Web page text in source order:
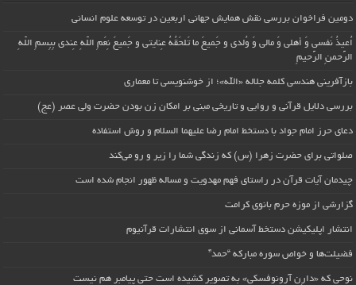
دومین فراخوان بررسی نقش همایش جهانی اربعین در توسعه علوم انسانی
اُعیذُ نَفسی وَ أهلی وَ مالی وَ وُلدی و جَمیعَ ما تَلحَقُهُ عِنایتی و جَمیعَ نِعَمِ اللّهِ عِندی بِبِسمِ اللّهِ
الرَّحمنِ الرَّحیمِ
بازآفرینی هندسی کلمه جلاله «الله»؛ از خوشنویسی تا معماری
بررسی دلایل قرآنی و روایی و تاریخی مبنی بر امکان زن بودن حضرت ولی عصر (عج)
دعای حرز امام جواد با دستخط امام رضا علیهما السلام و روش استفاده
صلواتی برای حضرت زهرا (س) که زندگی شما را زیر و رو می‌کند
چیدمان آیات قرآن در راستای فهم مهدویت و مساله ظهور انجام شده است
گزارشی از موزه حرم بانوی کرامت
انتشار اپلیکیشن دستخط آسمانی از سوی انتشارات قرآنیوم
فضیلت‌ها و خواص سوره مبارکه “حمد”
نوحی که «دارِن آرونوفسکی» به تصویر کشیده است حتی پیامبر هم نیست